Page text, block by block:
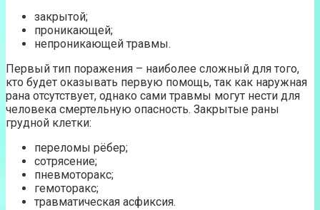
закрытой;
проникающей;
непроникающей травмы.
Первый тип поражения – наиболее сложный для того,
кто будет оказывать первую помощь, так как наружная
рана отсутствует, однако сами травмы могут нести для
человека смертельную опасность. Закрытые раны
грудной клетки:
переломы рёбер;
сотрясение;
пневмоторакс;
гемоторакс;
травматическая асфиксия.